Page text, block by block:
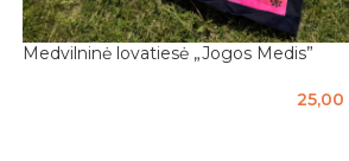
Medvilninė lovatiesė „Jogos Medis”
25,00